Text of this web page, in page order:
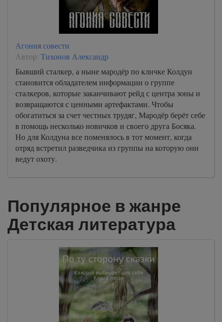
Агония совести
Автор: Тихонов Александр
Бывший сталкер, а ныне мародёр по кличке Колдун
становится обладателем информации о группе
сталкеров, которые заканчивают рейд с центра зоны и
возвращаются с ценными артефактами. Чтобы
обогатиться за счет честных трудяг, Мародёр берёт себе
в помощь несколько новичков и своего друга Босяка.
Но для Колдуна все поменялось в тот момент, когда
отряд встретил разведчика из группы на которую они
ведут охоту.
Популярное в жанре
Детская литература